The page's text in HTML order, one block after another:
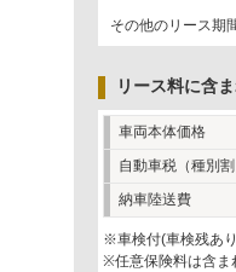
その他のリース期
リース料に含
車両本体価格
自動車税（種別割
納車陸送費
※車検付(車検残あ
※任意保険料は含ま